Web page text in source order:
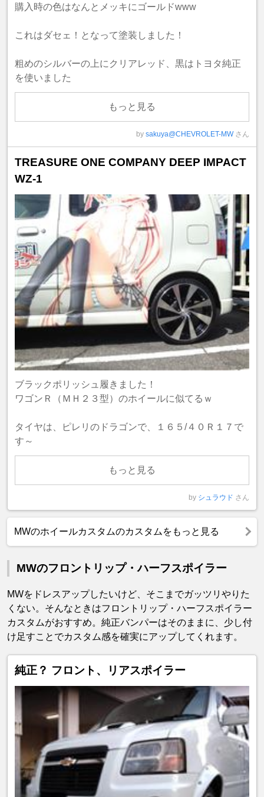
購入時の色はなんとメッキにゴールドwww
これはダセェ！となって塗装しました！
粗めのシルバーの上にクリアレッド、黒はトヨタ純正
を使いました
もっと見る
by sakuya@CHEVROLET-MW さん
TREASURE ONE COMPANY DEEP IMPACT
WZ-1
ブラックポリッシュ履きました！
ワゴンＲ（ＭＨ２３型）のホイールに似てるｗ
タイヤは、ピレリのドラゴンで、１６５/４０Ｒ１７で
す～
もっと見る
by シュラウド さん
MWのホイールカスタムのカスタムをもっと見る
MWのフロントリップ・ハーフスポイラー
MWをドレスアップしたいけど、そこまでガッツリやりた
くない。そんなときはフロントリップ・ハーフスポイラー
カスタムがおすすめ。純正バンパーはそのままに、少し付
け足すことでカスタム感を確実にアップしてくれます。
純正？ フロント、リアスポイラー